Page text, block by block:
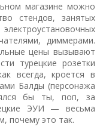
магазине можно
стендов, занятых
диммерами.
цены вызывают
турецкие розетки
всегда, кроется в
Балды (персонажа
бы ты, поп, за
ЭУИ — весьма
почему это так.